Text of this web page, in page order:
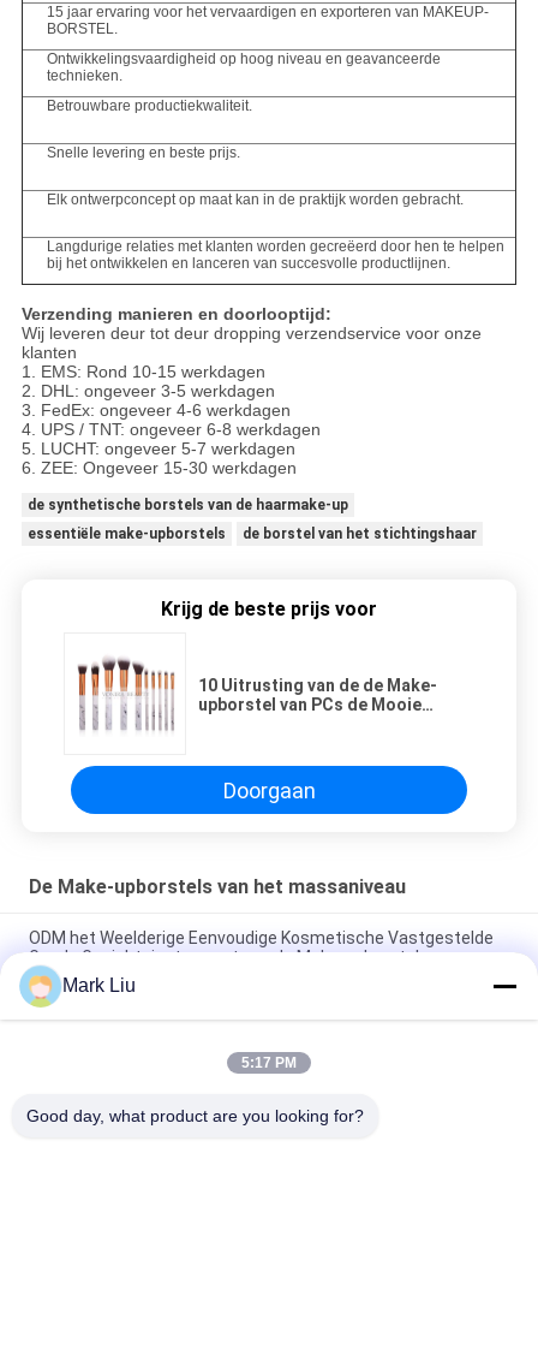
15 jaar ervaring voor het vervaardigen en exporteren van MAKEUP-
BORSTEL.
Ontwikkelingsvaardigheid op hoog niveau en geavanceerde
technieken.
Betrouwbare productiekwaliteit.
Snelle levering en beste prijs.
Elk ontwerpconcept op maat kan in de praktijk worden gebracht.
Langdurige relaties met klanten worden gecreëerd door hen te helpen
bij het ontwikkelen en lanceren van succesvolle productlijnen.
Verzending manieren en doorlooptijd:
Wij leveren deur tot deur dropping verzendservice voor onze
klanten
1. EMS: Rond 10-15 werkdagen
2. DHL: ongeveer 3-5 werkdagen
3. FedEx: ongeveer 4-6 werkdagen
4. UPS / TNT: ongeveer 6-8 werkdagen
5. LUCHT: ongeveer 5-7 werkdagen
6. ZEE: Ongeveer 15-30 werkdagen
de synthetische borstels van de haarmake-up
essentiële make-upborstels
de borstel van het stichtingshaar
Krijg de beste prijs voor
10 Uitrusting van de de Make-
upborstel van PCs de Mooie
Doorgaan
De Make-upborstels van het massaniveau
ODM het Weelderige Eenvoudige Kosmetische Vastgestelde
Goede Gezichtsinstrument van de Make-upborstel
Aantrekkelijke Amerikaanse de Make-upborstels van het
Massaniveau, Klassieke Kosmetische Borsteluitrusting
De schitterende Glanzende Essentiële Make-up borstelt het
Mark Liu
5:17 PM
Good day, what product are you looking for?